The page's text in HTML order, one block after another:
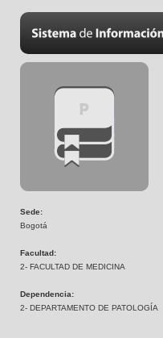
Sede:
Bogotá
Facultad:
2- FACULTAD DE MEDICINA
Dependencia:
2- DEPARTAMENTO DE PATOLOGÍA